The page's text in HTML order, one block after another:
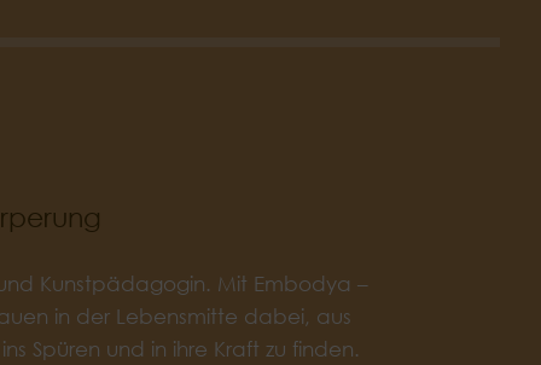
Kunstpädagogin. Mit Embodya –
in der Lebensmitte dabei, aus
Spüren und in ihre Kraft zu finden.